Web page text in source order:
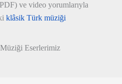
ve video yorumlarıyla
klâsik Türk müziği
Eserlerimiz